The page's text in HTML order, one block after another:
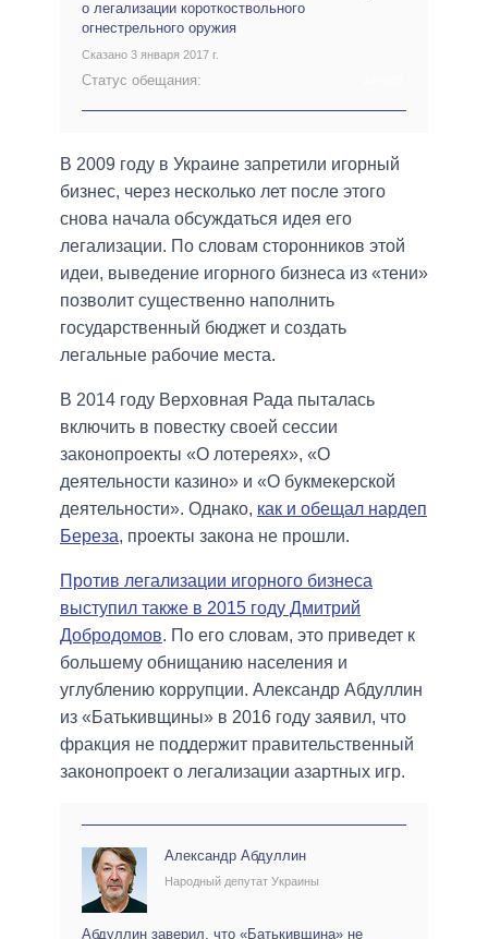
о легализации короткоствольного
огнестрельного оружия
Сказано 3 января 2017 г.
Статус обещания:
В 2009 году в Украине запретили игорный
бизнес, через несколько лет после этого
снова начала обсуждаться идея его
легализации. По словам сторонников этой
идеи, выведение игорного бизнеса из «тени»
позволит существенно наполнить
государственный бюджет и создать
легальные рабочие места.
В 2014 году Верховная Рада пыталась
включить в повестку своей сессии
законопроекты «О лотереях», «О
деятельности казино» и «О букмекерской
деятельности». Однако, как и обещал нардеп
Береза, проекты закона не прошли.
Против легализации игорного бизнеса
выступил также в 2015 году Дмитрий
Добродомов. По его словам, это приведет к
большему обнищанию населения и
углублению коррупции. Александр Абдуллин
из «Батькивщины» в 2016 году заявил, что
фракция не поддержит правительственный
законопроект о легализации азартных игр.
Александр Абдуллин
Народный депутат Украины
Абдуллин заверил, что «Батькивщина» не